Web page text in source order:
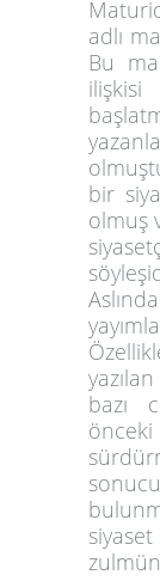
adlı
Bu
bir
olmuş
bazı